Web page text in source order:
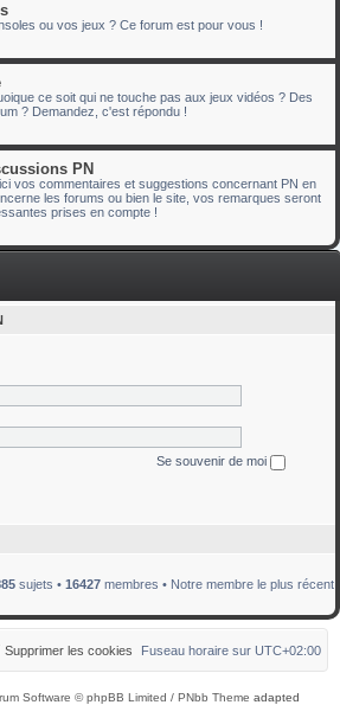
ou vos jeux ? Ce forum est pour vous !
ce soit qui ne touche pas aux jeux vidéos ? Des
? Demandez, c'est répondu !
PN
vos commentaires et suggestions concernant PN en
les forums ou bien le site, vos remarques seront
prises en compte !
Se souvenir de moi
sujets • 16427 membres • Notre membre le plus récent
Fuseau horaire sur UTC+02:00
Supprimer les cookies
Software © phpBB Limited / PNbb Theme adapted